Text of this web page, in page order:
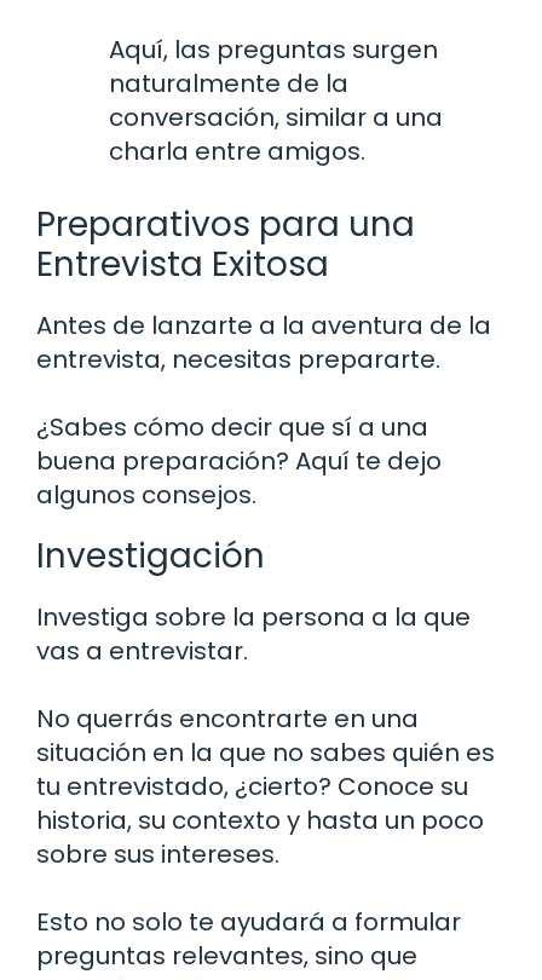
Aquí, las preguntas surgen
naturalmente de la
conversación, similar a una
charla entre amigos.
Preparativos para una
Entrevista Exitosa
Antes de lanzarte a la aventura de la
entrevista, necesitas prepararte.
¿Sabes cómo decir que sí a una
buena preparación? Aquí te dejo
algunos consejos.
Investigación
Investiga sobre la persona a la que
vas a entrevistar.
No querrás encontrarte en una
situación en la que no sabes quién es
tu entrevistado, ¿cierto? Conoce su
historia, su contexto y hasta un poco
sobre sus intereses.
Esto no solo te ayudará a formular
preguntas relevantes, sino que